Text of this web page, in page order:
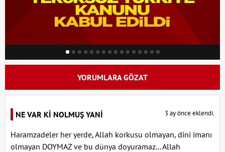
YORUMLARA GÖZAT
NE VAR Kİ NOLMUŞ YANİ 3 ay önce eklendi.
Haramzadeler her yerde, Allah korkusu olmayan, dini imanı
olmayan DOYMAZ ve bu dünya doyuramaz... Allah